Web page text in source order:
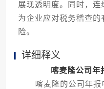
展现透明度。同时，
为企业应对税务稽查
险。
详细释义
喀麦隆公司年
喀麦隆的公司年报